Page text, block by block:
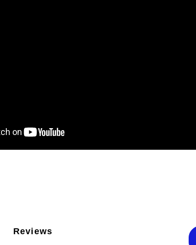
Reviews